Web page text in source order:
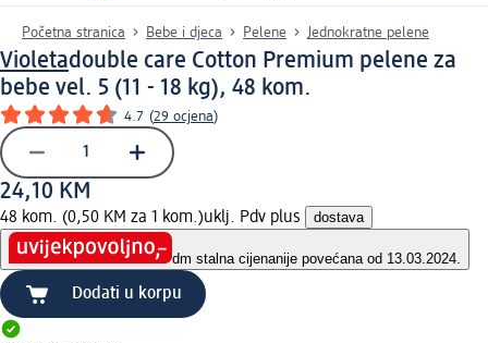
Početna stranica Bebe i djeca Pelene Jednokratne pelene
Violetadouble care Cotton Premium pelene za
bebe vel. 5 (11 - 18 kg), 48 kom.
4.7 (29 ocjena)
24,10 KM
48 kom. (0,50 KM za 1 kom.)uklj. Pdv plus dostava
dm stalna cijenanije povećana od 13.03.2024.
Dodati u korpu